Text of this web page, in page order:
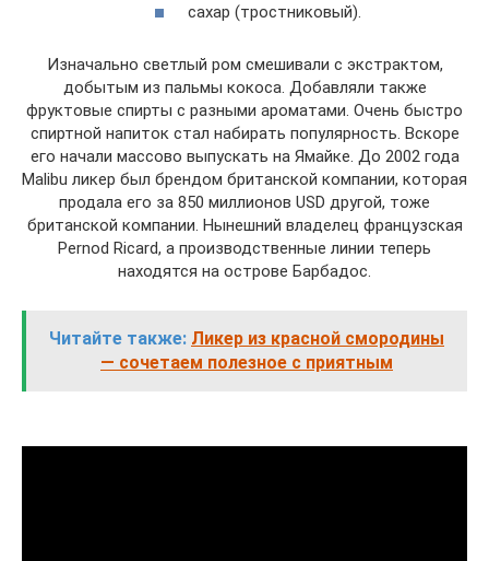
сахар (тростниковый).
Изначально светлый ром смешивали с экстрактом,
добытым из пальмы кокоса. Добавляли также
фруктовые спирты с разными ароматами. Очень быстро
спиртной напиток стал набирать популярность. Вскоре
его начали массово выпускать на Ямайке. До 2002 года
Malibu ликер был брендом британской компании, которая
продала его за 850 миллионов USD другой, тоже
британской компании. Нынешний владелец французская
Pernod Ricard, а производственные линии теперь
находятся на острове Барбадос.
Читайте также: Ликер из красной смородины
— сочетаем полезное с приятным